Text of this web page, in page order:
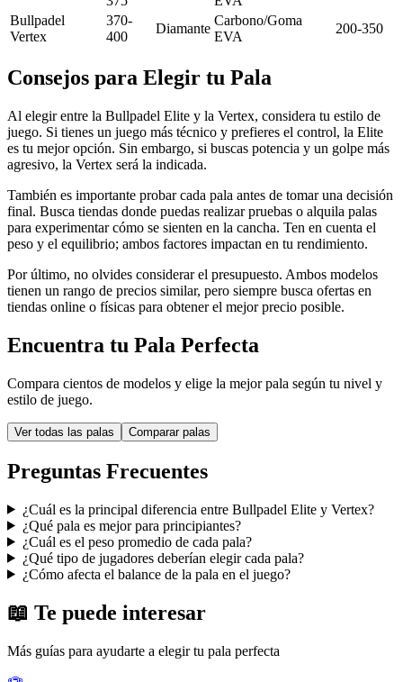
Bullpadel
Vertex
370-
400
Diamante
Carbono/Goma
EVA
200-350
Consejos para Elegir tu Pala
Al elegir entre la Bullpadel Elite y la Vertex, considera tu estilo de
juego. Si tienes un juego más técnico y prefieres el control, la Elite
es tu mejor opción. Sin embargo, si buscas potencia y un golpe más
agresivo, la Vertex será la indicada.
También es importante probar cada pala antes de tomar una decisión
final. Busca tiendas donde puedas realizar pruebas o alquila palas
para experimentar cómo se sienten en la cancha. Ten en cuenta el
peso y el equilibrio; ambos factores impactan en tu rendimiento.
Por último, no olvides considerar el presupuesto. Ambos modelos
tienen un rango de precios similar, pero siempre busca ofertas en
tiendas online o físicas para obtener el mejor precio posible.
Encuentra tu Pala Perfecta
Compara cientos de modelos y elige la mejor pala según tu nivel y
estilo de juego.
Ver todas las palas Comparar palas
Preguntas Frecuentes
¿Cuál es la principal diferencia entre Bullpadel Elite y Vertex?
¿Qué pala es mejor para principiantes?
¿Cuál es el peso promedio de cada pala?
¿Qué tipo de jugadores deberían elegir cada pala?
¿Cómo afecta el balance de la pala en el juego?
📖 Te puede interesar
Más guías para ayudarte a elegir tu pala perfecta